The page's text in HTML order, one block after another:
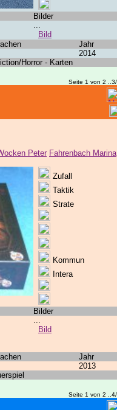
Bilder
...
Bild
Jahr
2014
Horror - Karten
Seite 1 von 2
Peter Fahrenbach Marina
Zufall
Taktik
Strate
Kommun
Intera
Bilder
...
Bild
Jahr
2013
Seite 1 von 2